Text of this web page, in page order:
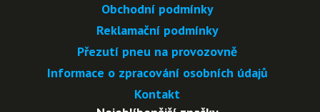
Obchodní podmínky
Reklamační podmínky
Přezutí pneu na provozovně
Informace o zpracování osobních údajů
Kontakt